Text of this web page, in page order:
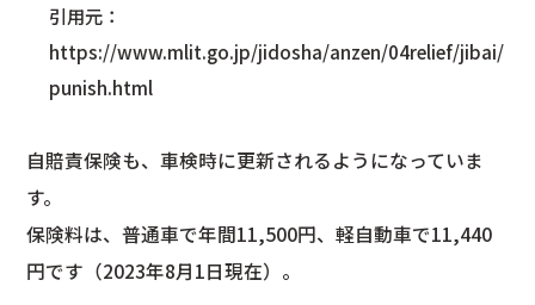
引用元：
https://www.mlit.go.jp/jidosha/anzen/04relief/jibai/
punish.html
自賠責保険も、車検時に更新されるようになっていま
す。
保険料は、普通車で年間11,500円、軽自動車で11,440
円です（2023年8月1日現在）。